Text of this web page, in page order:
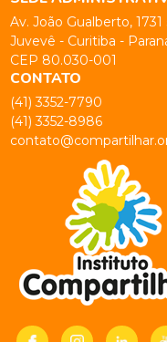
Av. João Gualberto, 1731
Juvevê - Curitiba -
CEP 80.030-001
CONTATO
(41) 3352-7790
(41) 3352-8986